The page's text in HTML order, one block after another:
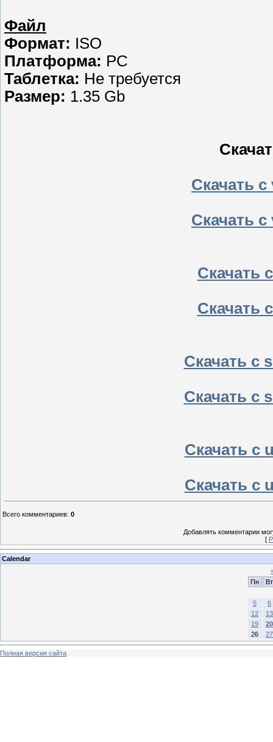
Файл
Формат: ISO
Платформа: PC
Таблетка: Не требуется
Размер: 1.35 Gb
Скачать
Скачать
Скачать
Скачать
Скачать с
Скачать с
Скачать с
Скачать с
Всего комментариев: 0
Добавлять комментарии
[
Calendar
Пн
Вт
5
6
12
13
19
20
26
27
Полная версия сайта